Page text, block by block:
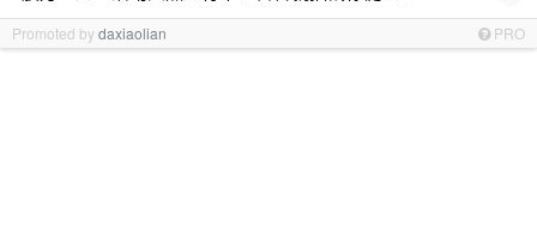
Promoted bydaxiaolian PRO